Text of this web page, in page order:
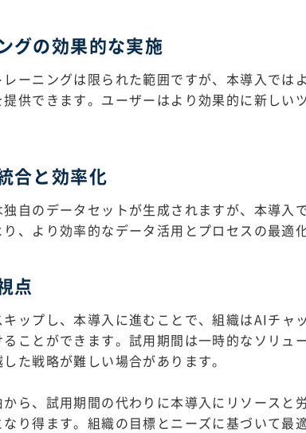
グの効果的な実施
ーニングは限られた範囲ですが、本導入では
提供できます。ユーザーはより効果的に新しい
合と効率化
自のデータセットが生成されますが、本導入
、より効率的なデータ活用とプロセスの最適
点
ップし、本導入に進むことで、組織はAIチャ
ことができます。試用期間は一時的なソリュ
た戦略が難しい場合があります。
から、試用期間の代わりに本導入にリソースと
り得ます。組織の目標とニーズに基づいて最